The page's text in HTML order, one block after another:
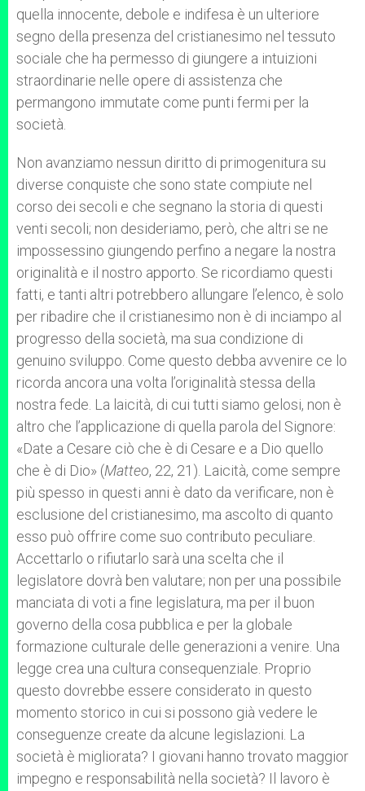
quella innocente, debole e indifesa è un ulteriore
segno della presenza del cristianesimo nel tessuto
sociale che ha permesso di giungere a intuizioni
straordinarie nelle opere di assistenza che
permangono immutate come punti fermi per la
società.
Non avanziamo nessun diritto di primogenitura su
diverse conquiste che sono state compiute nel
corso dei secoli e che segnano la storia di questi
venti secoli; non desideriamo, però, che altri se ne
impossessino giungendo perfino a negare la nostra
originalità e il nostro apporto. Se ricordiamo questi
fatti, e tanti altri potrebbero allungare l’elenco, è solo
per ribadire che il cristianesimo non è di inciampo al
progresso della società, ma sua condizione di
genuino sviluppo. Come questo debba avvenire ce lo
ricorda ancora una volta l’originalità stessa della
nostra fede. La laicità, di cui tutti siamo gelosi, non è
altro che l’applicazione di quella parola del Signore:
«Date a Cesare ciò che è di Cesare e a Dio quello
che è di Dio» (Matteo, 22, 21). Laicità, come sempre
più spesso in questi anni è dato da verificare, non è
esclusione del cristianesimo, ma ascolto di quanto
esso può offrire come suo contributo peculiare.
Accettarlo o rifiutarlo sarà una scelta che il
legislatore dovrà ben valutare; non per una possibile
manciata di voti a fine legislatura, ma per il buon
governo della cosa pubblica e per la globale
formazione culturale delle generazioni a venire. Una
legge crea una cultura consequenziale. Proprio
questo dovrebbe essere considerato in questo
momento storico in cui si possono già vedere le
conseguenze create da alcune legislazioni. La
società è migliorata? I giovani hanno trovato maggior
impegno e responsabilità nella società? Il lavoro è